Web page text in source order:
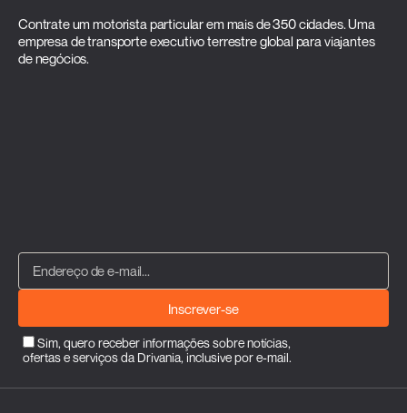
Contrate um motorista particular em mais de 350 cidades. Uma
empresa de transporte executivo terrestre global para viajantes
de negócios.
Inscrever-se
Sim, quero receber informações sobre notícias,
ofertas e serviços da Drivania, inclusive por e-mail.